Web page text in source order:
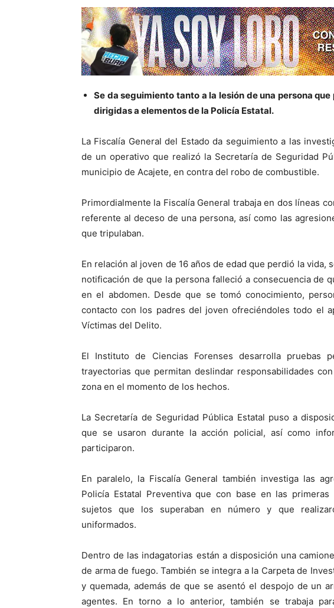
Se da seguimiento tanto a la lesión de una persona
dirigidas a elementos de la Policía Estatal.
La Fiscalía General del Estado da seguimiento a las
de un operativo que realizó la Secretaría de Seguridad
municipio de Acajete, en contra del robo de combustible.
Primordialmente la Fiscalía General trabaja en dos líneas
referente al deceso de una persona, así como las
que tripulaban.
En relación al joven de 16 años de edad que perdió la vida,
notificación de que la persona falleció a consecuencia de
en el abdomen. Desde que se tomó conocimiento,
contacto con los padres del joven ofreciéndoles todo el
Víctimas del Delito.
El Instituto de Ciencias Forenses desarrolla pruebas
trayectorias que permitan deslindar responsabilidades
zona en el momento de los hechos.
La Secretaría de Seguridad Pública Estatal puso a
que se usaron durante la acción policial, así como
participaron.
En paralelo, la Fiscalía General también investiga las
Policía Estatal Preventiva que con base en las
sujetos que los superaban en número y que
uniformados.
Dentro de las indagatorias están a disposición una
de arma de fuego. También se integra a la Carpeta de
y quemada, además de que se asentó el despojo de un
agentes. En torno a lo anterior, también se trabaja